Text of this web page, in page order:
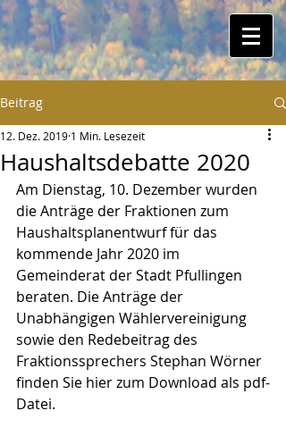
Beitrag
Haushaltsdebatte 2020
12. Dez. 2019 1 Min. Lesezeit
Am Dienstag, 10. Dezember wurden
die Anträge der Fraktionen zum
Haushaltsplanentwurf für das
kommende Jahr 2020 im
Gemeinderat der Stadt Pfullingen
beraten. Die Anträge der
Unabhängigen Wählervereinigung
sowie den Redebeitrag des
Fraktionssprechers Stephan Wörner
finden Sie hier zum Download als pdf-
Datei.